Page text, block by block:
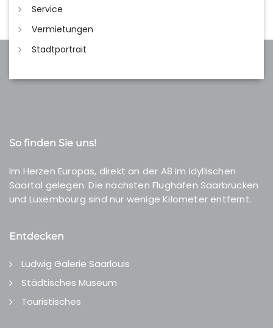
Service
Vermietungen
Stadtportrait
So finden Sie uns!
Im Herzen Europas, direkt an der A8 im idyllischen
Saartal gelegen. Die nächsten Flughäfen Saarbrücken
und Luxembourg sind nur wenige Kilometer entfernt.
Entdecken
Ludwig Galerie Saarlouis
Städtisches Museum
Touristisches